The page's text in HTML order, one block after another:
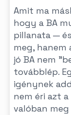
Amit ma
hogy a BA
pillanata —
meg, hanem
jó BA nem
továbblép.
igénynek
nem éri azt
valóban